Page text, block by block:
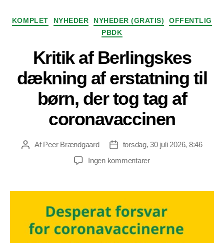
Kategorier
KOMPLET NYHEDER NYHEDER (GRATIS)
OFFENTLIG
PBDK
Kritik af Berlingskes
dækning af erstatning til
børn, der tog tag af
coronavaccinen
Indlægsforfatter
AfPeer Brændgaard Indlægsdato
torsdag, 30 juli 2026, 8:46
Ingen kommentarertil
Berlingskes
af
erstatning
til